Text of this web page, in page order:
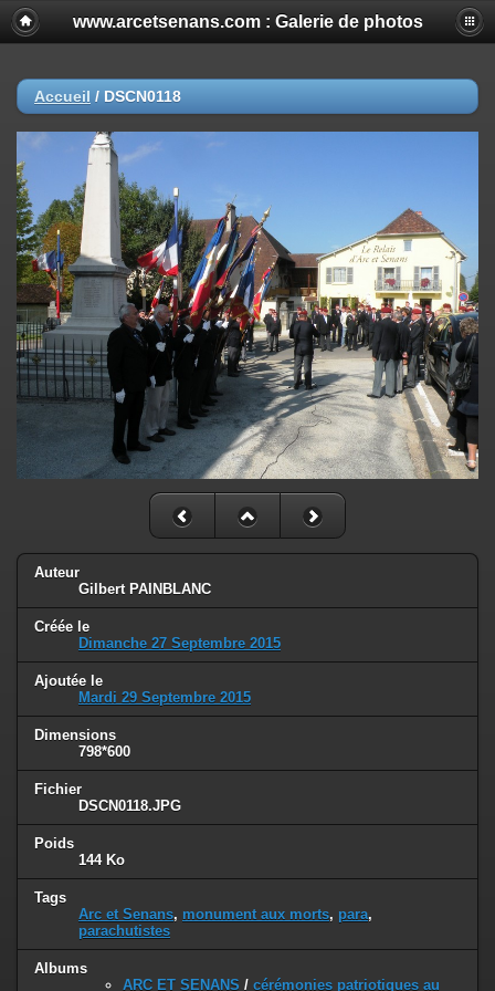
www.arcetsenans.com : Galerie de photos
Accueil / DSCN0118
Auteur
Gilbert PAINBLANC
Créée le
Dimanche 27 Septembre 2015
Ajoutée le
Mardi 29 Septembre 2015
Dimensions
798*600
Fichier
DSCN0118.JPG
Poids
144 Ko
Tags
Arc et Senans, monument aux morts, para,
parachutistes
Albums
ARC ET SENANS / cérémonies patriotiques au